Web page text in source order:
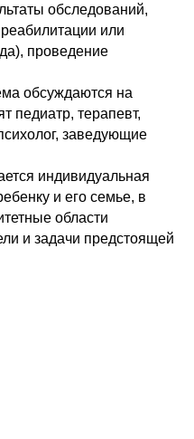
обследований,
или
проведение
обсуждаются на
педиатр, терапевт,
заведующие
индивидуальная
и его семье, в
области
и задачи предстоящей